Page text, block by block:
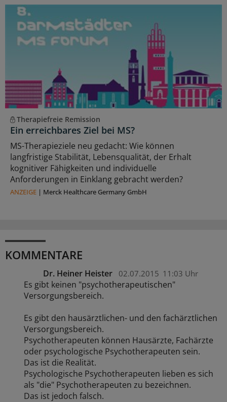
Therapiefreie Remission
Ein erreichbares Ziel bei MS?
MS-Therapieziele neu gedacht: Wie können
langfristige Stabilität, Lebensqualität, der Erhalt
kognitiver Fähigkeiten und individuelle
Anforderungen in Einklang gebracht werden?
ANZEIGE | Merck Healthcare Germany GmbH
KOMMENTARE
Dr. Heiner Heister 02.07.2015 11:03 Uhr
Es gibt keinen "psychotherapeutischen"
Versorgungsbereich.
Es gibt den hausärztlichen- und den fachärztlichen
Versorgungsbereich.
Psychotherapeuten können Hausärzte, Fachärzte
oder psychologische Psychotherapeuten sein.
Das ist die Realität.
Psychologische Psychotherapeuten lieben es sich
als "die" Psychotherapeuten zu bezeichnen.
Das ist jedoch falsch.